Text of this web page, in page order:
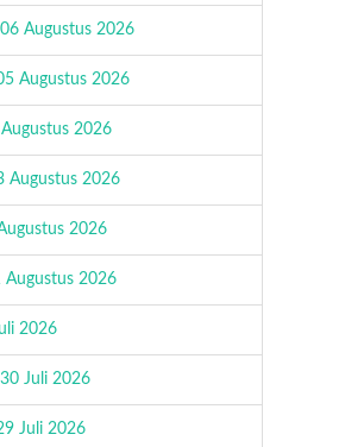
Augustus 2026
Augustus 2026
Augustus 2026
Augustus 2026
2026
Augustus 2026
2026
Juli 2026
Juli 2026